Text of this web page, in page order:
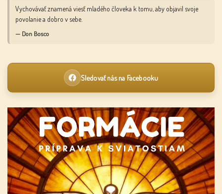
Vychovávať znamená viesť mladého človeka k tomu, aby objavil svoje
povolanie a dobro v sebe.
— Don Bosco
Sledovať nás na Facebooku